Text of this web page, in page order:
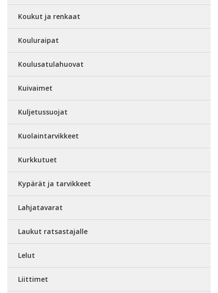
Koukut ja renkaat
Kouluraipat
Koulusatulahuovat
Kuivaimet
Kuljetussuojat
Kuolaintarvikkeet
Kurkkutuet
Kypärät ja tarvikkeet
Lahjatavarat
Laukut ratsastajalle
Lelut
Liittimet